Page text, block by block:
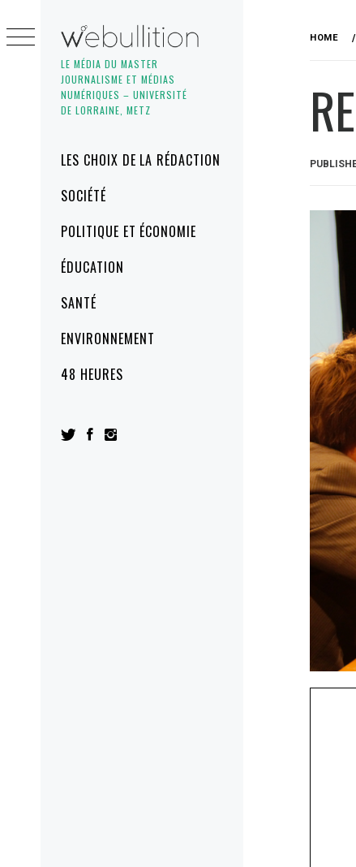
LE MÉDIA DU MASTER
JOURNALISME ET MÉDIAS
NUMÉRIQUES – UNIVERSITÉ
DE LORRAINE, METZ
MenuLES CHOIX DE LA RÉDACTION
SOCIÉTÉ
POLITIQUE ET ÉCONOMIE
ÉDUCATION
SANTÉ
ENVIRONNEMENT
48 HEURES
to
content
HOME